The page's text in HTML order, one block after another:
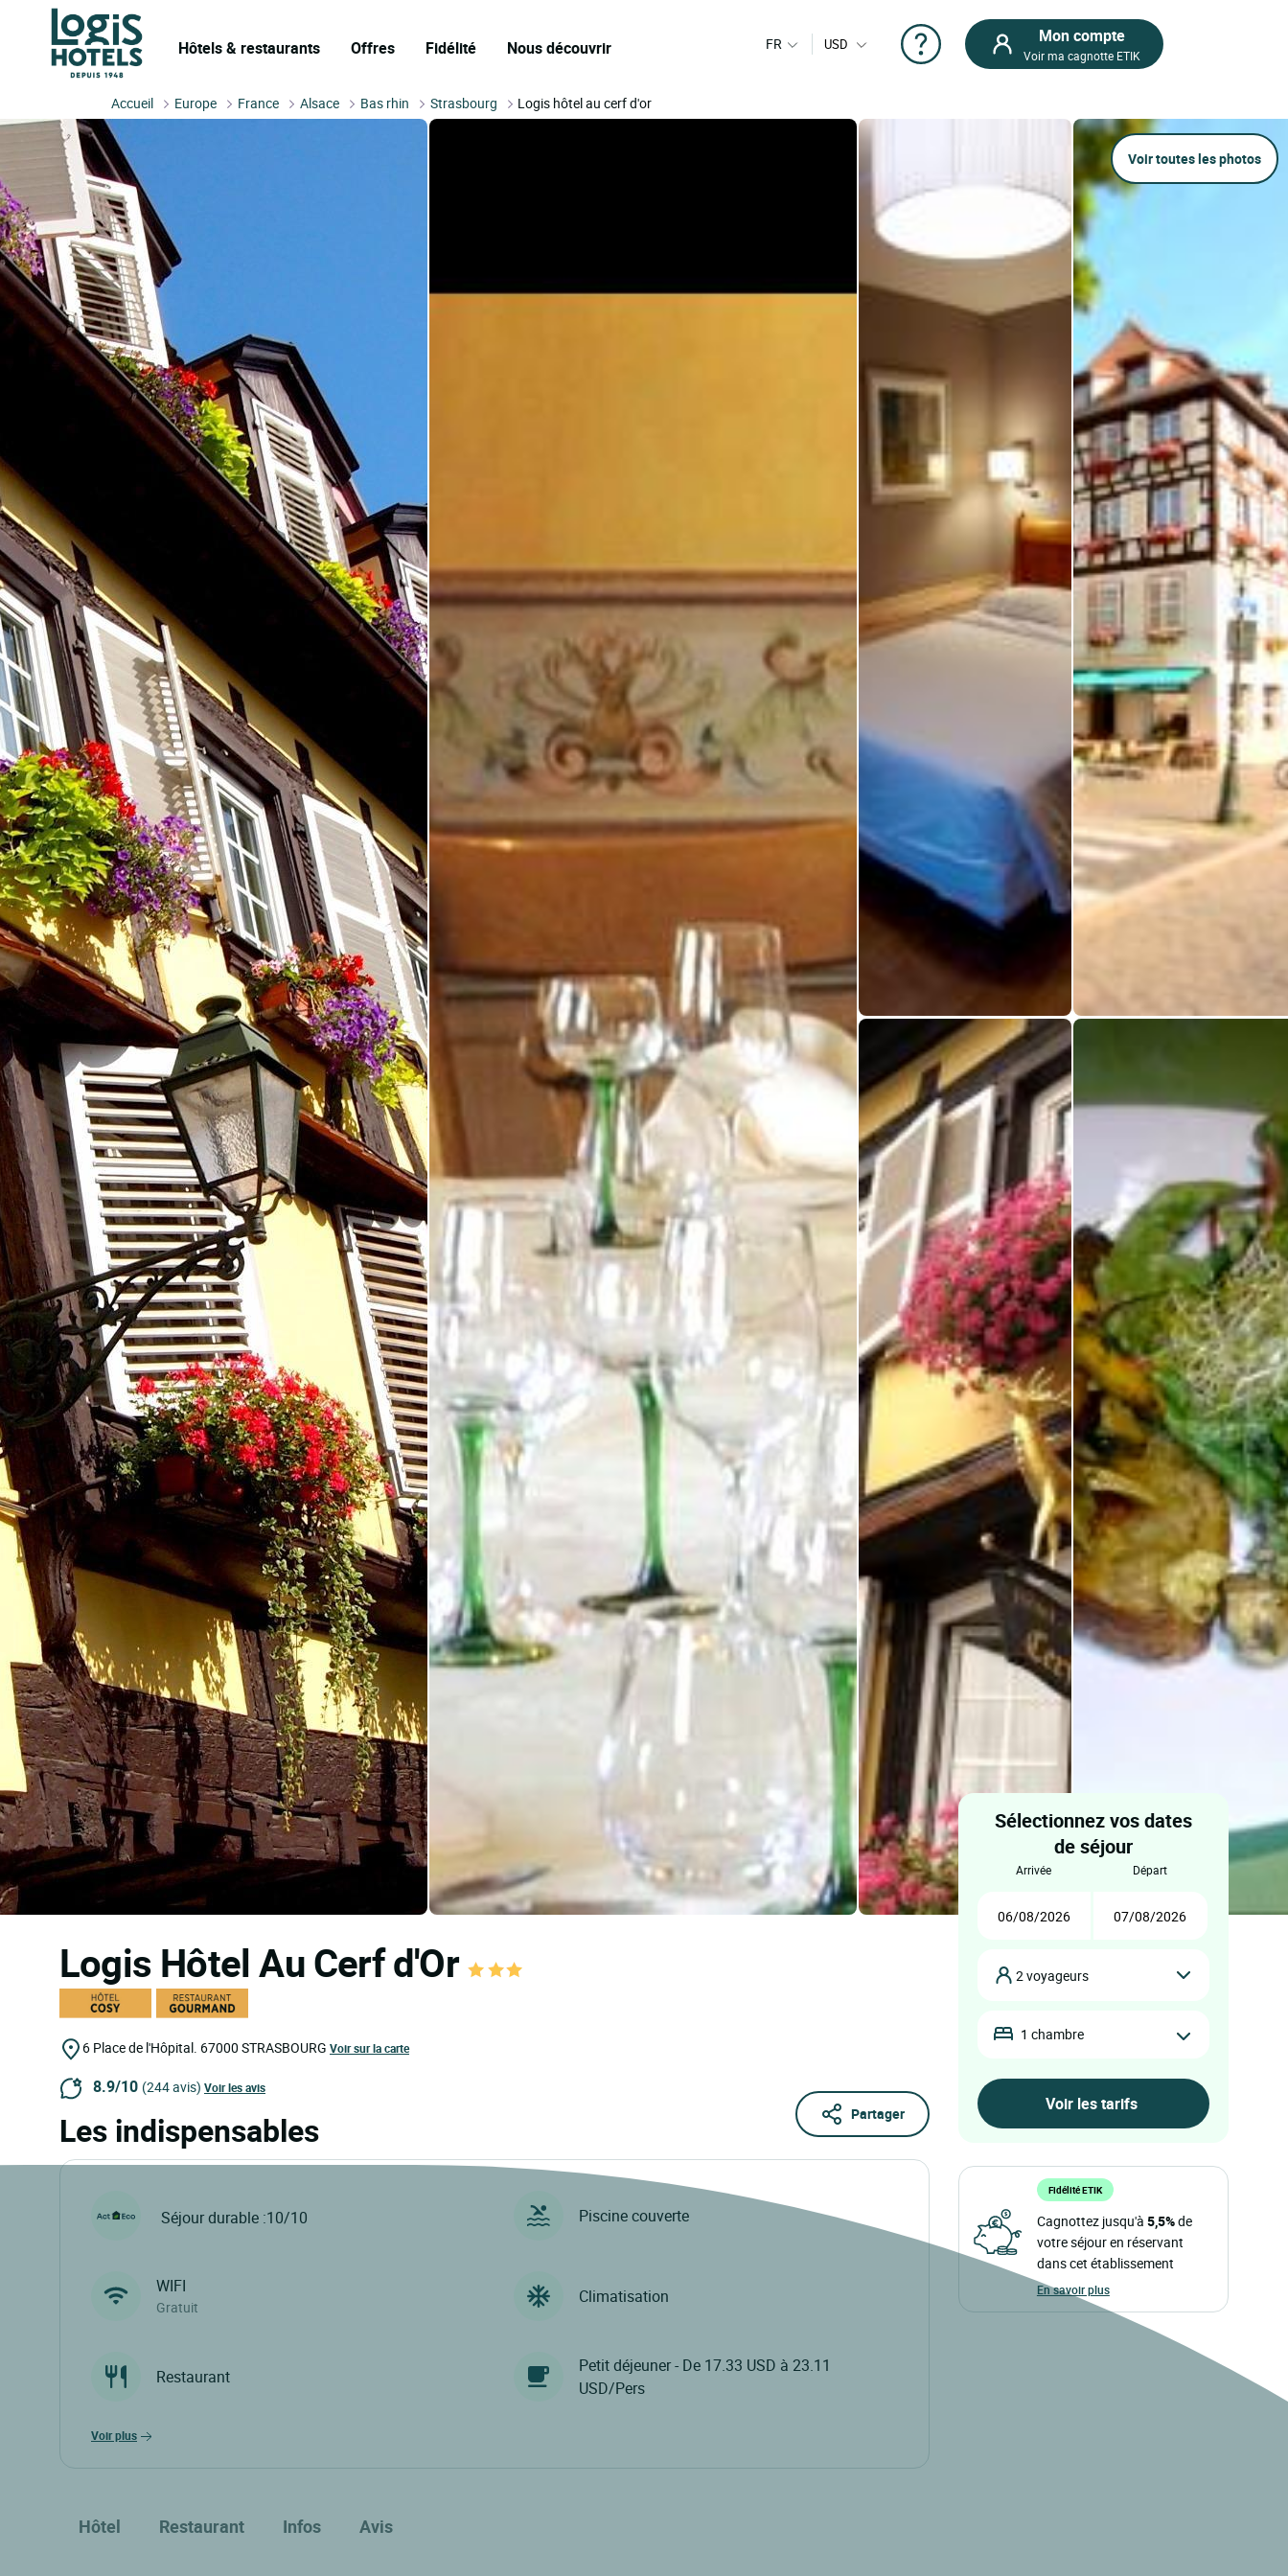
Hôtels & restaurants Offres Fidélité Nous découvrir FR USD Mon compte
Voir ma cagnotte ETIK
Accueil Europe France Alsace Bas rhin Strasbourg Logis hôtel au cerf d'or
Voir toutes les photos
Logis Hôtel Au Cerf d'Or
6 Place de l'Hôpital. 67000 STRASBOURG Voir sur la carte
8.9/10 (244 avis) Voir les avis
Partager
Les indispensables
Séjour durable :10/10 Piscine couverte
WIFI
Gratuit
Climatisation
Restaurant
Petit déjeuner - De 17.33 USD à 23.11
USD/Pers
voir plus
Hôtel Restaurant Infos Avis
Sélectionnez vos dates
de séjour
arrivée départ
2 voyageurs
1 chambre
Fidélité ETIK
Cagnottez jusqu'à 5,5%de
votre séjour en réservant
dans cet établissement
En savoir plus